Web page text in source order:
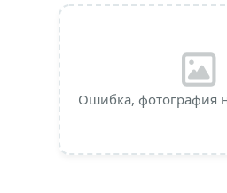
Ошибка, фотография